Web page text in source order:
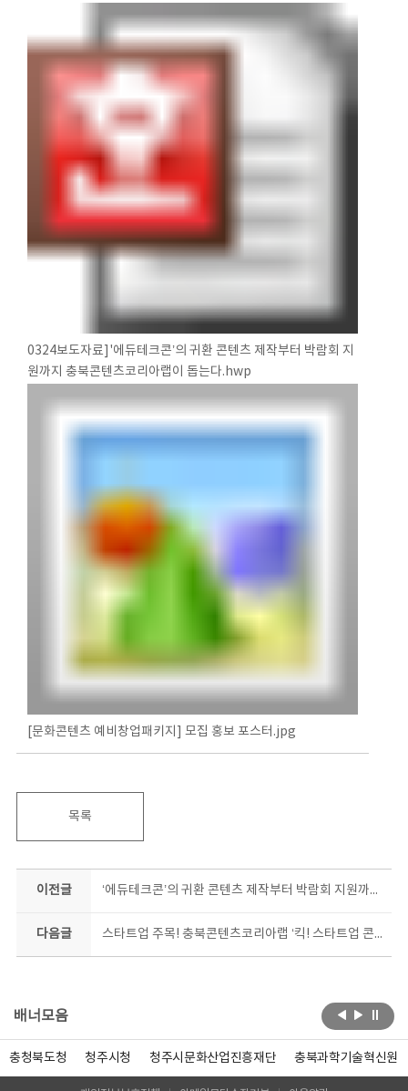
0324보도자료]'에듀테크콘’의 귀환 콘텐츠 제작부터 박람회 지
원까지 충북콘텐츠코리아랩이 돕는다.hwp
[문화콘텐츠 예비창업패키지] 모집 홍보 포스터.jpg
목록
이전글 ‘에듀테크콘’의 귀환 콘텐츠 제작부터 박람회 지원까지 충북콘텐츠코리아랩이 돕는다
다음글 스타트업 주목! 충북콘텐츠코리아랩 ‘킥! 스타트업 콘텐츠 제작 지원’가동
배너모음
충청북도청 청주시청 청주시문화산업진흥재단 충북과학기술혁신원